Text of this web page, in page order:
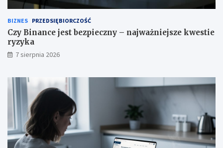
BIZNES PRZEDSIĘBIORCZOŚĆ
Czy Binance jest bezpieczny – najważniejsze kwestie
ryzyka
7 sierpnia 2026